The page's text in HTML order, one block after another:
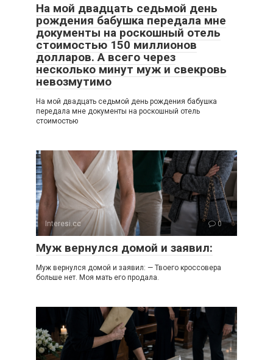
На мой двадцать седьмой день
рождения бабушка передала мне
документы на роскошный отель
стоимостью 150 миллионов
долларов. А всего через
несколько минут муж и свекровь
невозмутимо
На мой двадцать седьмой день рождения бабушка
передала мне документы на роскошный отель
стоимостью
Interesi.cc 0
Муж вернулся домой и заявил:
Муж вернулся домой и заявил: — Твоего кроссовера
больше нет. Моя мать его продала.